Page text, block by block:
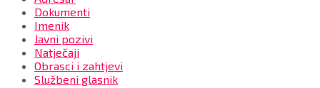
Dokumenti
Imenik
Javni pozivi
Natječaji
Obrasci i zahtjevi
Službeni glasnik